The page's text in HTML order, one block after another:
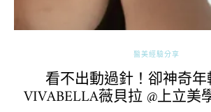
醫美經驗分享
看不出動過針！卻神奇
VIVABELLA薇貝拉 @上立美